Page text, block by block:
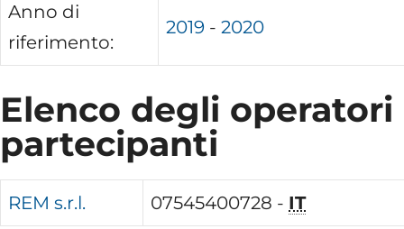
Anno di
riferimento:
2019 - 2020
Elenco degli operatori
partecipanti
REM s.r.l. 07545400728 - IT